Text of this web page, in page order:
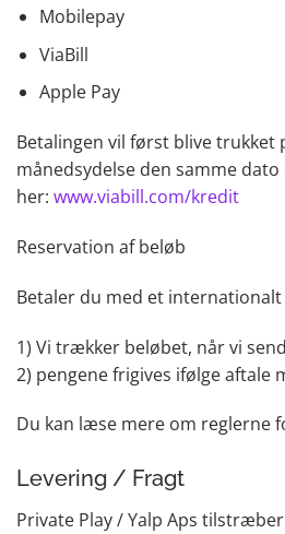
Mobilepay
ViaBill
Apple Pay
Betalingen vil først blive trukket
månedsydelse den samme
her: www.viabill.com/kredit
Reservation af beløb
Betaler du med et
1) Vi trækker beløbet, når vi
2) pengene frigives ifølge aftale
Du kan læse mere om reglerne
Levering / Fragt
Private Play / Yalp Aps